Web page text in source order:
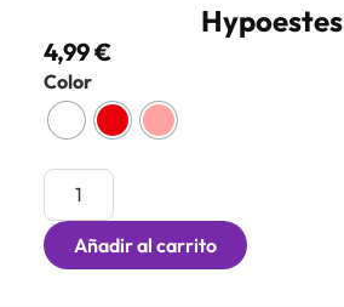
Hypoestes
4,99€
Color
Añadir al carrito